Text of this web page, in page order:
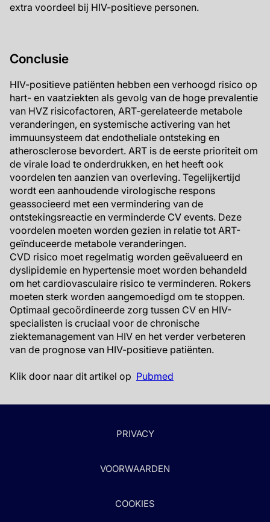
extra voordeel bij HIV-positieve personen.
Conclusie
HIV-positieve patiënten hebben een verhoogd risico op
hart- en vaatziekten als gevolg van de hoge prevalentie
van HVZ risicofactoren, ART-gerelateerde metabole
veranderingen, en systemische activering van het
immuunsysteem dat endotheliale ontsteking en
atherosclerose bevordert. ART is de eerste prioriteit om
de virale load te onderdrukken, en het heeft ook
voordelen ten aanzien van overleving. Tegelijkertijd
wordt een aanhoudende virologische respons
geassocieerd met een vermindering van de
ontstekingsreactie en verminderde CV events. Deze
voordelen moeten worden gezien in relatie tot ART-
geïnduceerde metabole veranderingen.
CVD risico moet regelmatig worden geëvalueerd en
dyslipidemie en hypertensie moet worden behandeld
om het cardiovasculaire risico te verminderen. Rokers
moeten sterk worden aangemoedigd om te stoppen.
Optimaal gecoördineerde zorg tussen CV en HIV-
specialisten is cruciaal voor de chronische
ziektemanagement van HIV en het verder verbeteren
van de prognose van HIV-positieve patiënten.
Klik door naar dit artikel op Pubmed
PRIVACY
VOORWAARDEN
COOKIES